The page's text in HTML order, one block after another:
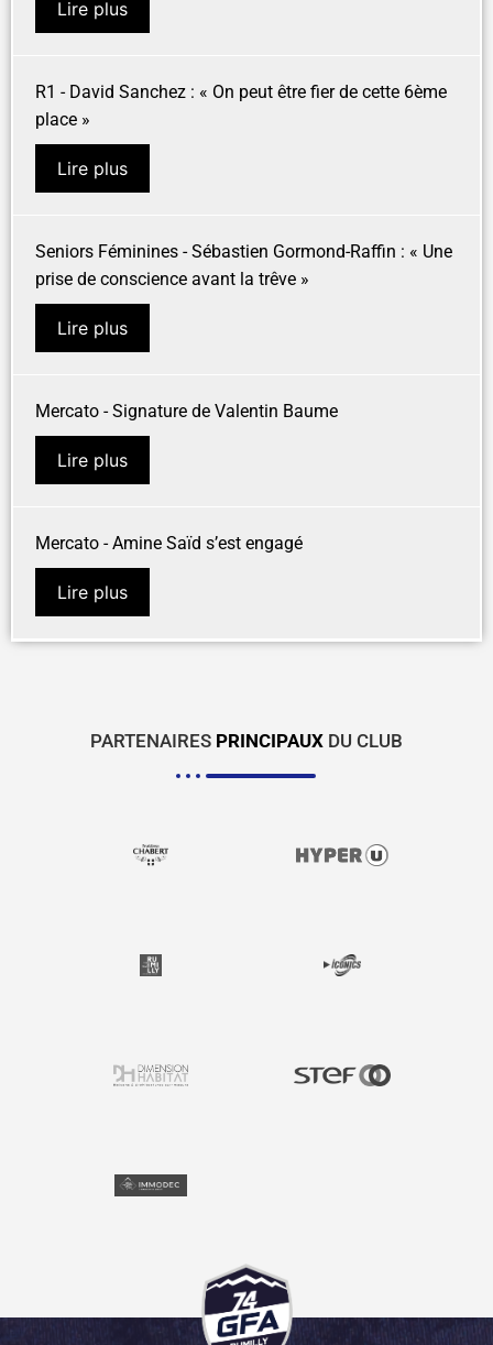
Lire plus
R1 - David Sanchez : « On peut être fier de cette 6ème
place »
Lire plus
Seniors Féminines - Sébastien Gormond-Raffin : « Une
prise de conscience avant la trêve »
Lire plus
Mercato - Signature de Valentin Baume
Lire plus
Mercato - Amine Saïd s’est engagé
Lire plus
PARTENAIRES PRINCIPAUX DU CLUB